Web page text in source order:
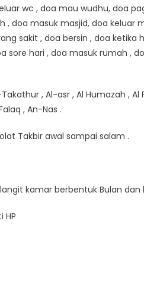
wc , doa mau wudhu, doa
doa masuk masjid, doa keluar
sakit , doa bersin , doa ketika
sore hari , doa masuk rumah ,
, Al-asr , Al Humazah , Al
, An-Nas .
Takbir awal sampai salam .
kamar berbentuk Bulan
HP